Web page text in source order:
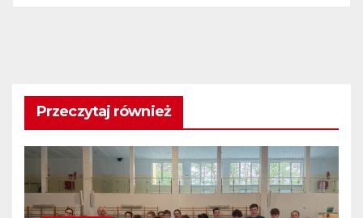
Przeczytaj również